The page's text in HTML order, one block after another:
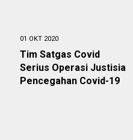
01 OKT 2020
Tim Satgas Covid
Serius Operasi Justisia
Pencegahan Covid-19